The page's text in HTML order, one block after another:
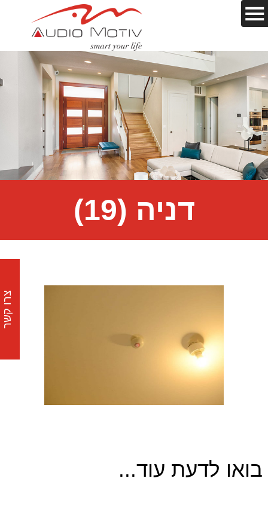
דניה (19)
בואו לדעת עוד...
צרו קשר